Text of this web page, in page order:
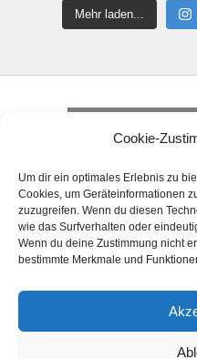
Cookie-
Um dir ein optimales Erlebnis zu
Cookies, um Geräteinformationen
zuzugreifen. Wenn du diesen
wie das Surfverhalten oder
Wenn du deine Zustimmung nicht
bestimmte Merkmale und
Mehr laden...
Klicke hier, um
akzeptieren und
© 2024 Handball